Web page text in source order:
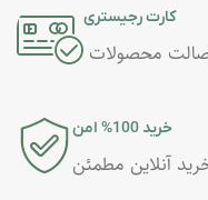
کارت رجیستری
محصولات
خرید 100% امن
آنلاین مطمئن